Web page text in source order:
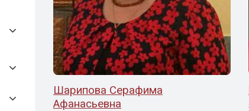
Шарипова Серафима
Афанасьевна